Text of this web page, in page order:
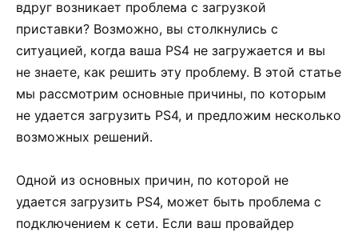
вдруг возникает проблема с загрузкой
приставки? Возможно, вы столкнулись с
ситуацией, когда ваша PS4 не загружается и вы
не знаете, как решить эту проблему. В этой статье
мы рассмотрим основные причины, по которым
не удается загрузить PS4, и предложим несколько
возможных решений.
Одной из основных причин, по которой не
удается загрузить PS4, может быть проблема с
подключением к сети. Если ваш провайдер